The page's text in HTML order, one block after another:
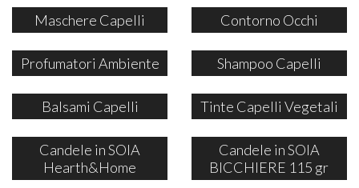
Maschere Capelli Contorno Occhi
Profumatori Ambiente Shampoo Capelli
Balsami Capelli Tinte Capelli Vegetali
Candele in SOIA
Hearth&Home
Candele in SOIA
BICCHIERE 115 gr